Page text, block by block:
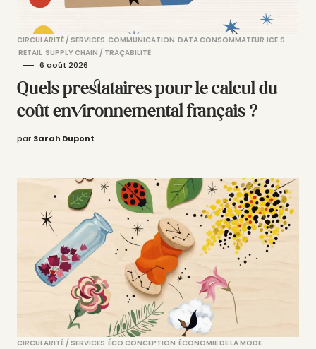
CIRCULARITÉ / SERVICES COMMUNICATION DATA CONSOMMATEUR·ICE·S
RETAIL SUPPLY CHAIN / TRAÇABILITÉ
6 août 2026
Quels prestataires pour le calcul du
coût environnemental français ?
par Sarah Dupont
CIRCULARITÉ / SERVICES ÉCO CONCEPTION ÉCONOMIE DE LA MODE